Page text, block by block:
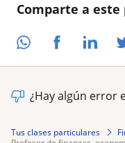
Comparte a
¿Hay algún error
Tus clases particulares